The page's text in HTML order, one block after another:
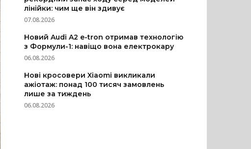
лінійки: чим ще він здивує
07.08.2026
Новий Audi A2 e-tron отримав технологію
з Формули-1: навіщо вона електрокару
06.08.2026
Нові кросовери Xiaomi викликали
ажіотаж: понад 100 тисяч замовлень
лише за тиждень
06.08.2026